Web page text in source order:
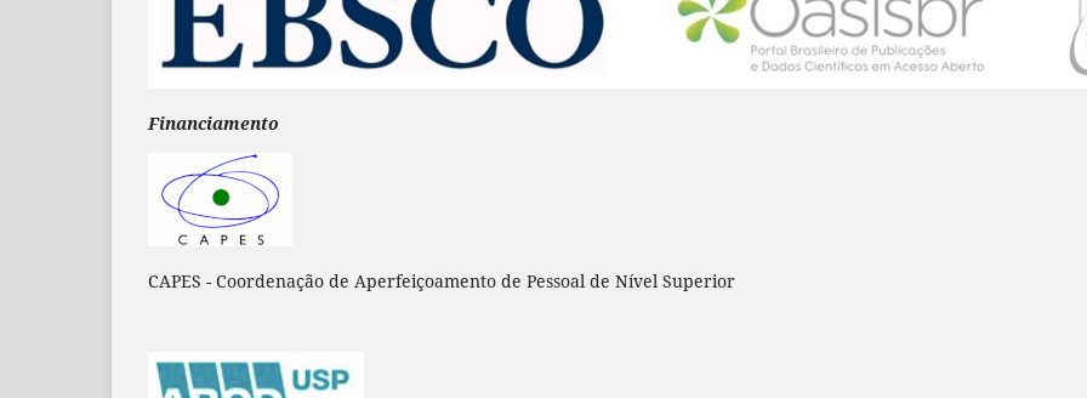
Financiamento
CAPES - Coordenação de Aperfeiçoamento de Pessoal de Nível Superior